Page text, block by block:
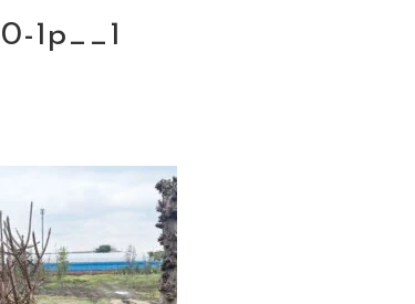
1p__1